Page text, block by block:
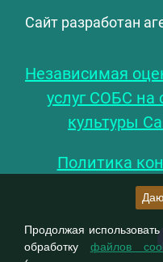
Сайт разработан
Независимая
услуг СОБС на
культуры
Политика
Продолжая
обработку файлов